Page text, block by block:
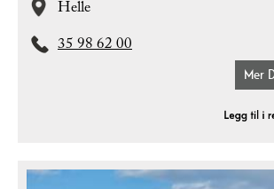
Helle
35 98 62 00
Mer